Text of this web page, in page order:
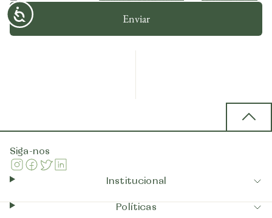
Enviar
Siga-nos
Instagram
Facebook
Twitter
Institucional
Políticas